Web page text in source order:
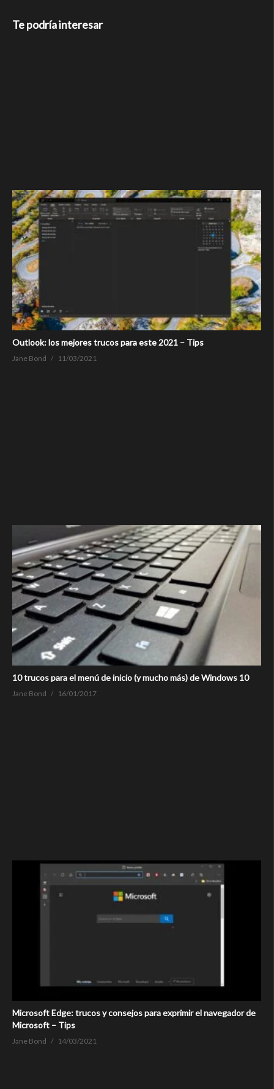
Te podría interesar
Outlook: los mejores trucos para este 2021 – Tips
Jane Bond 11/03/2021
10 trucos para el menú de inicio (y mucho más) de Windows 10
Jane Bond 16/01/2017
Microsoft Edge: trucos y consejos para exprimir el navegador de
Microsoft – Tips
Jane Bond 14/03/2021